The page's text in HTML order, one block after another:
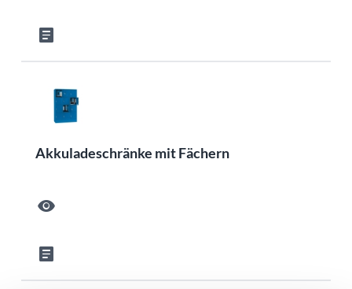
article
Akkuladeschränke mit Fächern
visibility
article